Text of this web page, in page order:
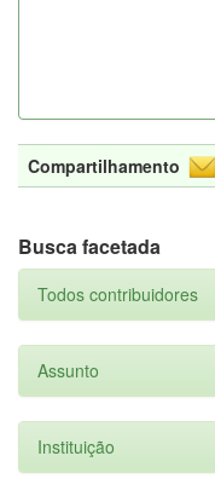
Compartilhamento
Busca facetada
Todos contribuidores
Assunto
Instituição